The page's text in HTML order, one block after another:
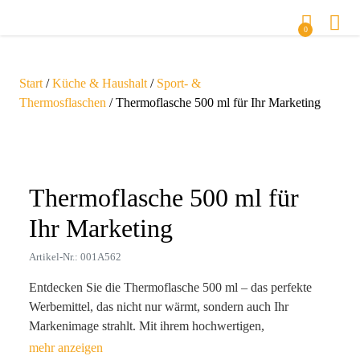
0
Start /Küche & Haushalt / Sport- &
Thermosflaschen / Thermoflasche 500 ml für Ihr Marketing
Thermoflasche 500 ml für
Ihr Marketing
Artikel-Nr.: 001A562
Entdecken Sie die Thermoflasche 500 ml – das perfekte
Werbemittel, das nicht nur wärmt, sondern auch Ihr
Markenimage strahlt. Mit ihrem hochwertigen,
doppelwandigen Edelstahl-Design hält sie Getränke bis zu